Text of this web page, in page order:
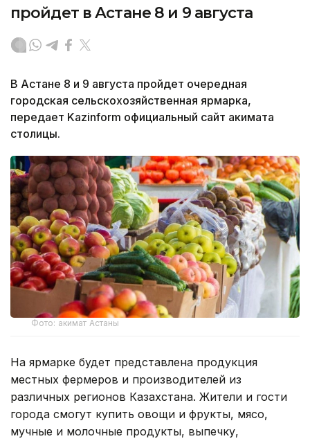
пройдет в Астане 8 и 9 августа
В Астане 8 и 9 августа пройдет очередная
городская сельскохозяйственная ярмарка,
передает Kazinform официальный сайт акимата
столицы.
Фото: акимат Астаны
На ярмарке будет представлена продукция
местных фермеров и производителей из
различных регионов Казахстана. Жители и гости
города смогут купить овощи и фрукты, мясо,
мучные и молочные продукты, выпечку,